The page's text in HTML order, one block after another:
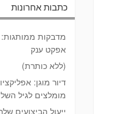
כתבות אחרונות
מדבקות ממותגות:
אפקט ענק
(ללא כותרת)
דיור מוגן:
מומלצים לגיל
ייעול הביצועים